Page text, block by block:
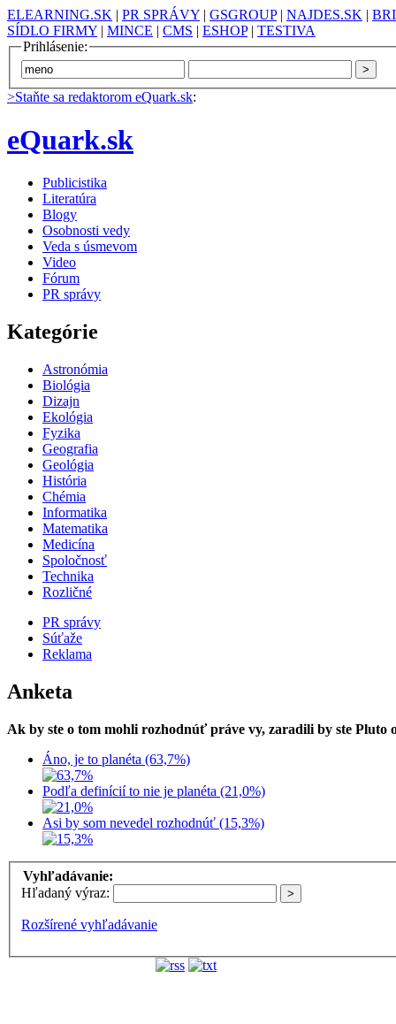
ELEARNING.SK | PR SPRÁVY | GSGROUP| NAJDES.SK |
SÍDLO FIRMY | MINCE | CMS | ESHOP| TESTIVA
Prihlásenie:
>Staňte sa redaktorom eQuark.sk:
eQuark.sk
Publicistika
Literatúra
Blogy
Osobnosti vedy
Veda s úsmevom
Video
Fórum
PR správy
Kategórie
Astronómia
Biológia
Dizajn
Ekológia
Fyzika
Geografia
Geológia
História
Chémia
Informatika
Matematika
Medicína
Spoločnosť
Technika
Rozličné
PR správy
Súťaže
Reklama
Anketa
Ak by ste o tom mohli rozhodnúť práve vy, zaradili by ste Pluto
Áno, je to planéta (63,7%)
Podľa definícií to nie je planéta (21,0%)
Asi by som nevedel rozhodnúť (15,3%)
Vyhľadávanie:
Hľadaný výraz:
Rozšírené vyhľadávanie